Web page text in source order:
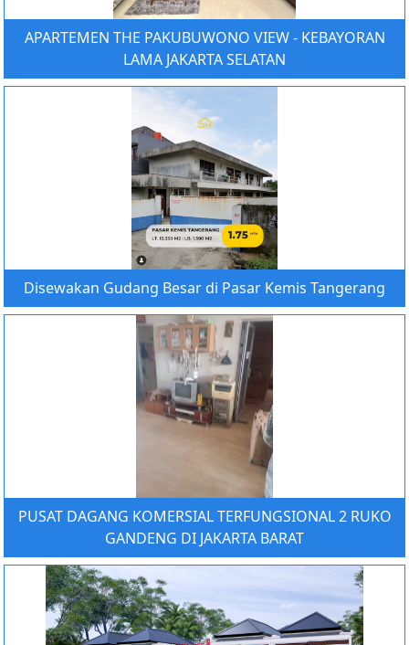
APARTEMEN THE PAKUBUWONO VIEW - KEBAYORAN
LAMA JAKARTA SELATAN
Disewakan Gudang Besar di Pasar Kemis Tangerang
PUSAT DAGANG KOMERSIAL TERFUNGSIONAL 2 RUKO
GANDENG DI JAKARTA BARAT